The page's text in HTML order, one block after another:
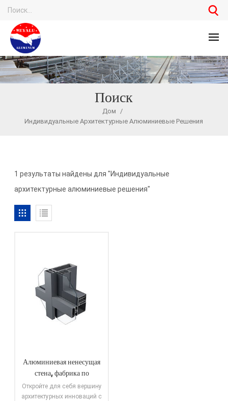
Поиск
Дом
/
Индивидуальные Архитектурные Алюминиевые Решения
1 результаты найдены для "Индивидуальные
архитектурные алюминиевые решения"
Алюминиевая ненесущая
стена, фабрика по
производству
алюминиевого профиля,
Откройте для себя вершину
архитектурных инноваций с